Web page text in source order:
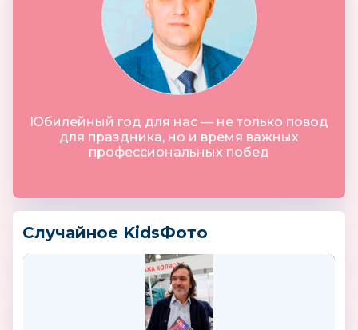
Юбилейный год для нас — не только повод
для праздника, но и время важных
профессиональных побед
Случайное KidsФото